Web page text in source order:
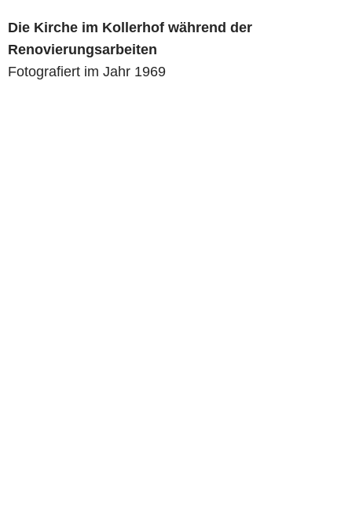
Die Kirche im Kollerhof während der
Renovierungsarbeiten
Fotografiert im Jahr 1969